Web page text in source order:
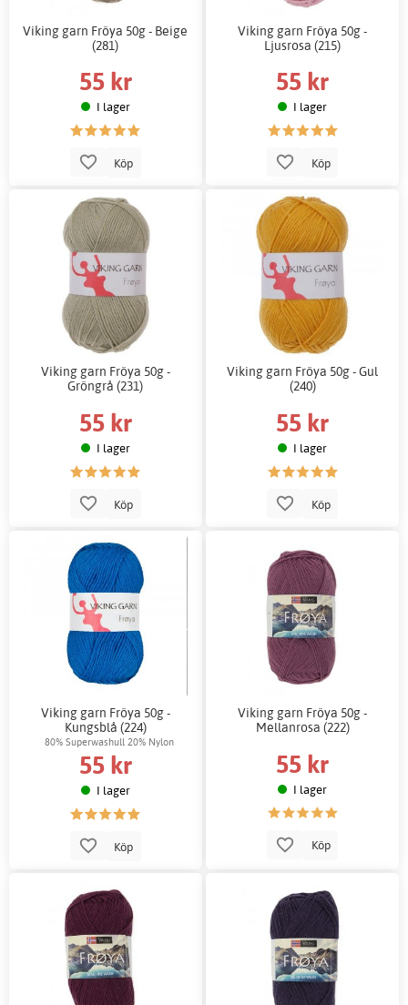
Viking garn Fröya 50g - Beige
(281)
55 kr
I lager
Köp
Viking garn Fröya 50g -
Ljusrosa (215)
55 kr
I lager
Köp
Viking garn Fröya 50g -
Gröngrå (231)
55 kr
I lager
Köp
Viking garn Fröya 50g - Gul
(240)
55 kr
I lager
Köp
Viking garn Fröya 50g -
Kungsblå (224)
80% Superwashull 20% Nylon
55 kr
I lager
Köp
Viking garn Fröya 50g -
Mellanrosa (222)
55 kr
I lager
Köp